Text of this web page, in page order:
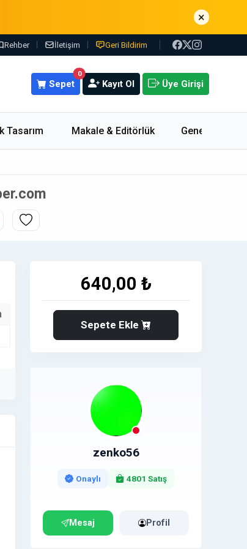
×
Rehber İletişim Geri Bildirim
0
Sepet Kayıt Ol Üye Girişi
Tasarım Makale & Editörlük Genel
640,00 ₺
Sepete Ekle
zenko56
Onaylı 4801 Satış
Mesaj Profil